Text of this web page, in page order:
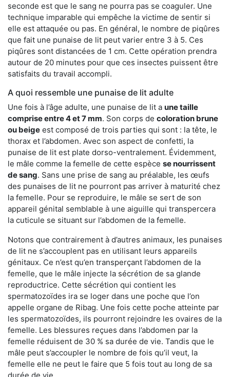
seconde est que le sang ne pourra pas se coaguler. Une
technique imparable qui empêche la victime de sentir si
elle est attaquée ou pas. En général, le nombre de piqûres
que fait une punaise de lit peut varier entre 3 à 5. Ces
piqûres sont distancées de 1 cm. Cette opération prendra
autour de 20 minutes pour que ces insectes puissent être
satisfaits du travail accompli.
A quoi ressemble une punaise de lit adulte
Une fois à l’âge adulte, une punaise de lit a une taille
comprise entre 4 et 7 mm. Son corps de coloration brune
ou beige est composé de trois parties qui sont : la tête, le
thorax et l’abdomen. Avec son aspect de confetti, la
punaise de lit est plate dorso-ventralement. Évidemment,
le mâle comme la femelle de cette espèce se nourrissent
de sang. Sans une prise de sang au préalable, les œufs
des punaises de lit ne pourront pas arriver à maturité chez
la femelle. Pour se reproduire, le mâle se sert de son
appareil génital semblable à une aiguille qui transpercera
la cuticule se situant sur l’abdomen de la femelle.
Notons que contrairement à d’autres animaux, les punaises
de lit ne s’accouplent pas en utilisant leurs appareils
génitaux. Ce n’est qu’en transperçant l’abdomen de la
femelle, que le mâle injecte la sécrétion de sa glande
reproductrice. Cette sécrétion qui contient les
spermatozoïdes ira se loger dans une poche que l’on
appelle organe de Ribag. Une fois cette poche atteinte par
les spermatozoïdes, ils pourront rejoindre les ovaires de la
femelle. Les blessures reçues dans l’abdomen par la
femelle réduisent de 30 % sa durée de vie. Tandis que le
mâle peut s’accoupler le nombre de fois qu’il veut, la
femelle elle ne peut le faire que 5 fois tout au long de sa
durée de vie.